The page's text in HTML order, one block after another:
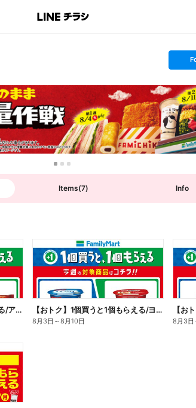
s
t
o
l
l
o
w
Items(7) Info
【おトク】1個買うと1個もらえる/アイス 【おトク】1個買うと1個もらえる/ヨーグルト
8月3日 ～8月10日
【お
8月3日